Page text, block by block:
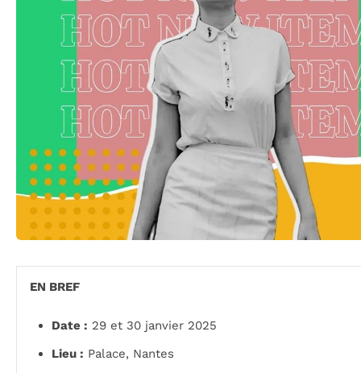
EN BREF
Date : 29 et 30 janvier 2025
Lieu : Palace, Nantes